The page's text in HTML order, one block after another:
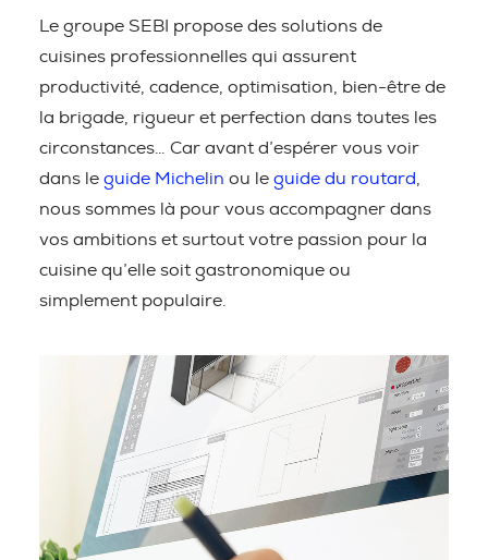
Le groupe SEBI propose des solutions de
cuisines professionnelles qui assurent
productivité, cadence, optimisation, bien-être de
la brigade, rigueur et perfection dans toutes les
circonstances… Car avant d’espérer vous voir
dans le guide Michelin ou le guide du routard
nous sommes là pour vous accompagner dans
vos ambitions et surtout votre passion pour la
cuisine qu’elle soit gastronomique ou
simplement populaire.